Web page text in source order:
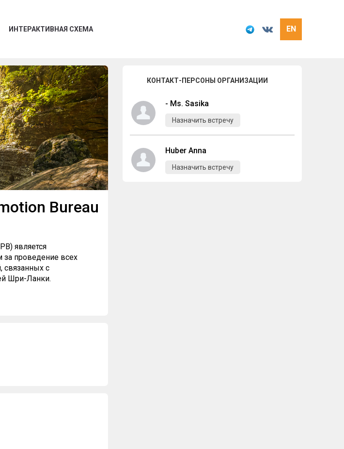
ИНТЕРАКТИВНАЯ СХЕМА EN
Bureau
является
за проведение всех
связанных с
Шри-Ланки.
КОНТАКТ-ПЕРСОНЫ ОРГАНИЗАЦИИ
- Ms. Sasika
Назначить встречу
Huber Anna
Назначить встречу